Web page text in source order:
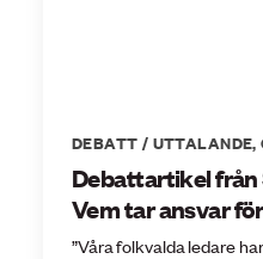
DEBATT / UTTALANDE,
Debattartikel från
Vem tar ansvar
”Våra folkvalda ledare